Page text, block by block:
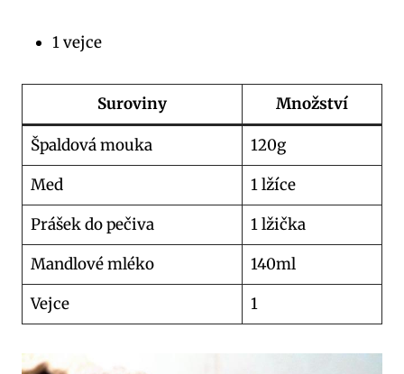
1 vejce
Suroviny Množství
Špaldová mouka
120g
Med
1 lžíce
Prášek do pečiva
1 lžička
Mandlové mléko
140ml
Vejce
1